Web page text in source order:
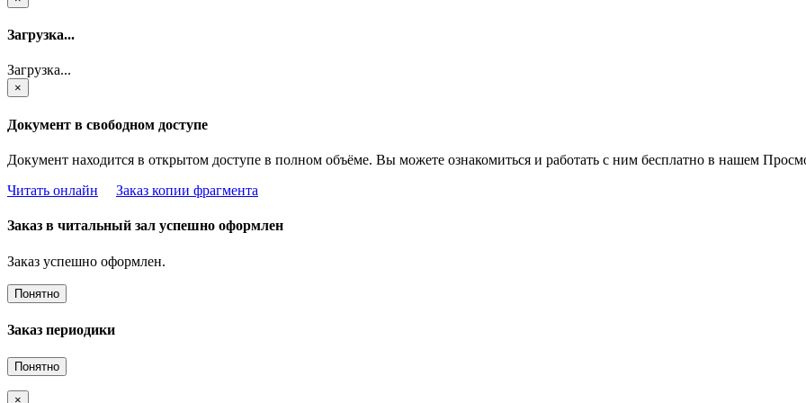
Загрузка...
Загрузка...
×
Документ в свободном доступе
Документ находится в открытом доступе в полном объёме. Вы можете ознакомиться и работать с ним бесплатно в нашем
Читать онлайн
Заказ копии фрагмента
Заказ в читальный зал успешно оформлен
Заказ успешно оформлен.
Понятно
Заказ периодики
Понятно
×